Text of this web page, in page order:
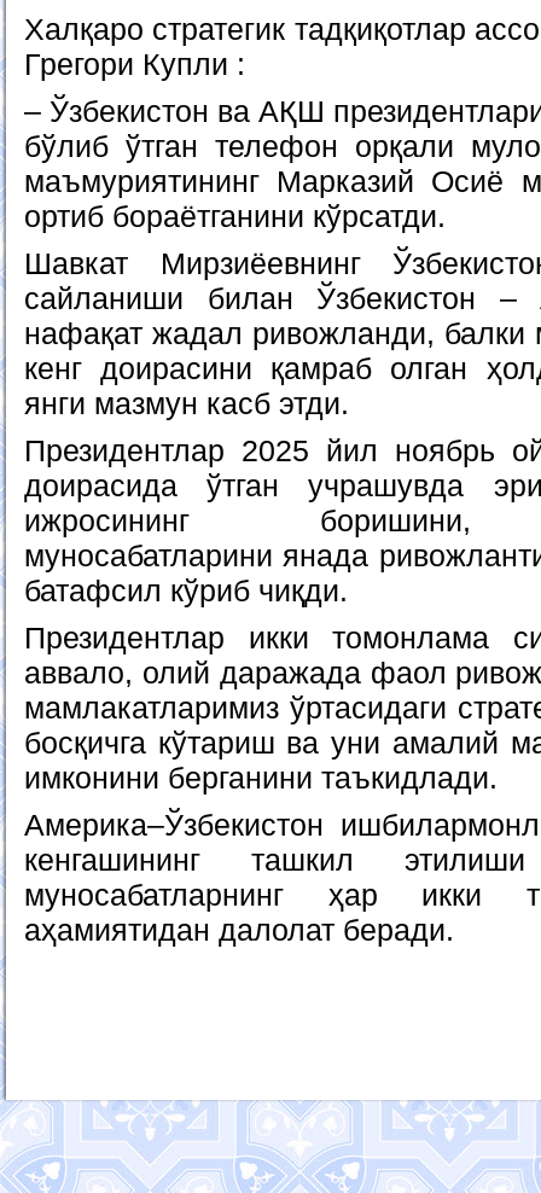
Халқаро стратегик тадқиқотлар
Грегори Купли :
– Ўзбекистон ва АҚШ
бўлиб ўтган телефон орқали
маъмуриятининг Марказий Осиё
ортиб бораётганини кўрсатди.
Шавкат Мирзиёевнинг
сайланиши билан Ўзбекистон –
нафақат жадал ривожланди, балки
кенг доирасини қамраб олган
янги мазмун касб этди.
Президентлар 2025 йил ноябрь
доирасида ўтган учрашувда
ижросининг боришини,
муносабатларини янада
батафсил кўриб чиқди.
Президентлар икки томонлама
аввало, олий даражада фаол
мамлакатларимиз ўртасидаги
босқичга кўтариш ва уни амалий
имконини берганини таъкидлади.
Америка–Ўзбекистон
кенгашининг ташкил
муносабатларнинг ҳар икки
аҳамиятидан далолат беради.